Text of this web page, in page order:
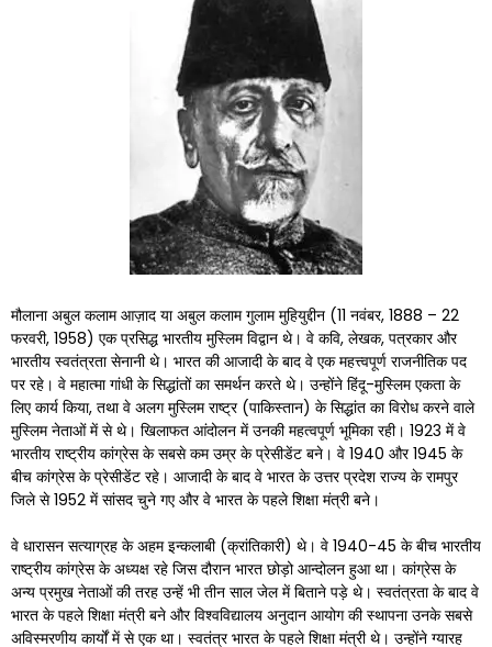
मौलाना अबुल कलाम आज़ाद या अबुल कलाम गुलाम मुहियुद्दीन (11 नवंबर, 1888 – 22
फरवरी, 1958) एक प्रसिद्ध भारतीय मुस्लिम विद्वान थे। वे कवि, लेखक, पत्रकार और
भारतीय स्वतंत्रता सेनानी थे। भारत की आजादी के बाद वे एक महत्त्वपूर्ण राजनीतिक पद
पर रहे। वे महात्मा गांधी के सिद्धांतों का समर्थन करते थे। उन्होंने हिंदू-मुस्लिम एकता के
लिए कार्य किया, तथा वे अलग मुस्लिम राष्ट्र (पाकिस्तान) के सिद्धांत का विरोध करने वाले
मुस्लिम नेताओं में से थे। खिलाफत आंदोलन में उनकी महत्वपूर्ण भूमिका रही। 1923 में वे
भारतीय राष्ट्रीय कांग्रेस के सबसे कम उम्र के प्रेसीडेंट बने। वे 1940 और 1945 के
बीच कांग्रेस के प्रेसीडेंट रहे। आजादी के बाद वे भारत के उत्तर प्रदेश राज्य के रामपुर
जिले से 1952 में सांसद चुने गए और वे भारत के पहले शिक्षा मंत्री बने।
वे धारासन सत्याग्रह के अहम इन्कलाबी (क्रांतिकारी) थे। वे 1940-45 के बीच भारतीय
राष्ट्रीय कांग्रेस के अध्यक्ष रहे जिस दौरान भारत छोड़ो आन्दोलन हुआ था। कांग्रेस के
अन्य प्रमुख नेताओं की तरह उन्हें भी तीन साल जेल में बिताने पड़े थे। स्वतंत्रता के बाद वे
भारत के पहले शिक्षा मंत्री बने और विश्वविद्यालय अनुदान आयोग की स्थापना उनके सबसे
अविस्मरणीय कार्यों में से एक था। स्वतंत्र भारत के पहले शिक्षा मंत्री थे। उन्होंने ग्यारह